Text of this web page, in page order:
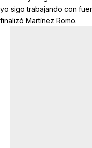
yo sigo trabajando con
finalizó Martínez Romo.